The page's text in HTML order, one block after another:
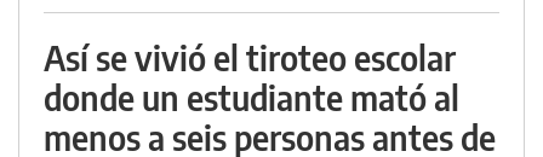
Así se vivió el tiroteo escolar
donde un estudiante mató al
menos a seis personas antes de